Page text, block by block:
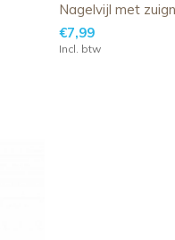
Nagelvijl met
€7,99
Incl. btw